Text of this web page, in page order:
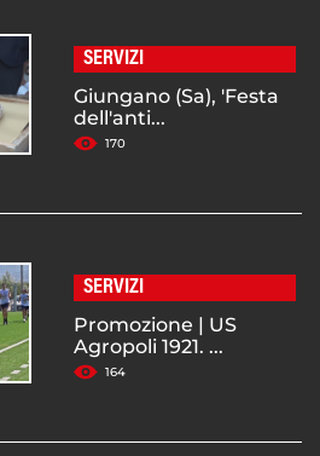
SERVIZI
Giungano (Sa), 'Festa
dell'anti...
170
SERVIZI
Promozione | US
Agropoli 1921. ...
164